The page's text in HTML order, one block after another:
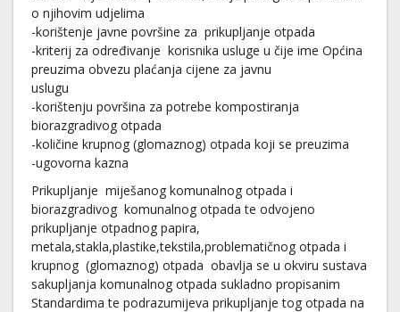
o njihovim udjelima
-korištenje javne površine za prikupljanje otpada
-kriterij za određivanje korisnika usluge u čije ime Općina
preuzima obvezu plaćanja cijene za javnu
uslugu
-korištenju površina za potrebe kompostiranja
biorazgradivog otpada
-količine krupnog (glomaznog) otpada koji se preuzima
-ugovorna kazna
Prikupljanje miješanog komunalnog otpada i
biorazgradivog komunalnog otpada te odvojeno
prikupljanje otpadnog papira,
metala,stakla,plastike,tekstila,problematičnog otpada i
krupnog (glomaznog) otpada obavlja se u okviru sustava
sakupljanja komunalnog otpada sukladno propisanim
Standardima te podrazumijeva prikupljanje tog otpada na